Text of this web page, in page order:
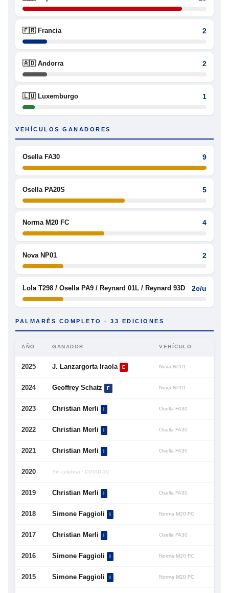
🇫🇷 Francia 2
🇦🇩 Andorra 2
🇱🇺 Luxemburgo 1
VEHÍCULOS GANADORES
Osella FA30 9
Osella PA20S 5
Norma M20 FC 4
Nova NP01 2
Lola T298 / Osella PA9 / Reynard 01L / Reynard 93D 2c/u
PALMARÉS COMPLETO · 33 EDICIONES
AÑO GANADOR VEHÍCULO
2025 J. Lanzargorta Iraola E Nova NP01
2024 Geoffrey Schatz F Nova NP01
2023 Christian Merli Osella FA30
2022 Christian Merli Osella FA30
2021 Christian Merli Osella FA30
2020 Sin celebrar · COVID-19
2019 Christian Merli Osella FA30
2018 Simone Faggioli Norma M20 FC
2017 Christian Merli Osella FA30
2016 Simone Faggioli Norma M20 FC
2015 Simone Faggioli Norma M20 FC